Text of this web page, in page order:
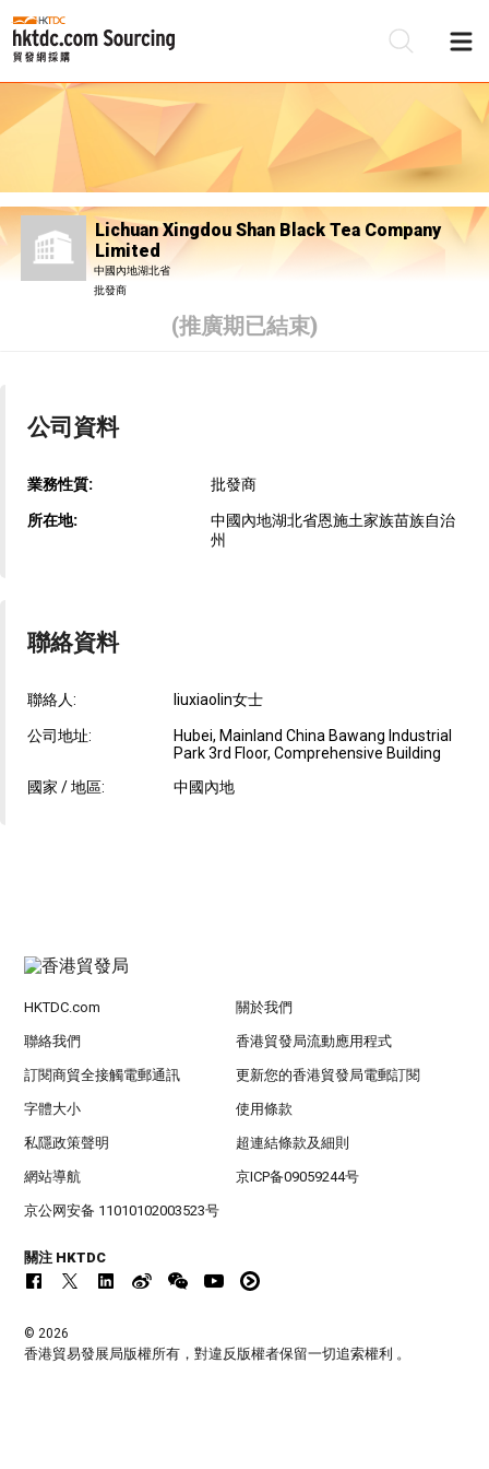
Lichuan Xingdou Shan Black Tea Company
Limited
中國內地湖北省
批發商
(推廣期已結束)
公司資料
業務性質: 批發商
所在地:
中國內地湖北省恩施土家族苗族自治
州
聯絡資料
聯絡人: liuxiaolin女士
公司地址:
Hubei, Mainland China Bawang Industrial
Park 3rd Floor, Comprehensive Building
國家 / 地區:
中國內地
HKTDC.com 關於我們
聯絡我們 香港貿發局流動應用程式
訂閱商貿全接觸電郵通訊 更新您的香港貿發局電郵訂閱
字體大小 使用條款
私隱政策聲明 超連結條款及細則
網站導航 京ICP备09059244号
京公网安备 11010102003523号
關注 HKTDC
© 2026
香港貿易發展局版權所有，對違反版權者保留一切追索權利 。